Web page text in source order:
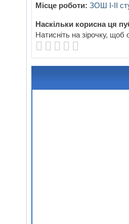
Місце роботи: ЗОШ І-ІІ
Наскільки корисна ця
Натисніть на зірочку, щоб